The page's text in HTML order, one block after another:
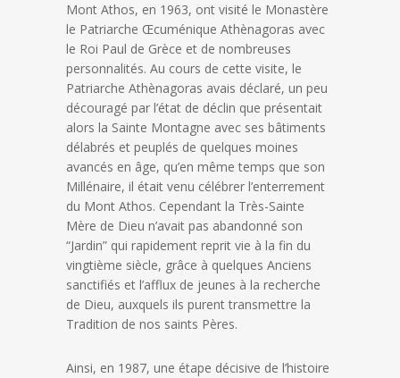
Mont Athos, en 1963, ont visité le Monastère
le Patriarche Œcuménique Athènagoras avec
le Roi Paul de Grèce et de nombreuses
personnalités. Au cours de cette visite, le
Patriarche Athènagoras avais déclaré, un peu
découragé par l’état de déclin que présentait
alors la Sainte Montagne avec ses bâtiments
délabrés et peuplés de quelques moines
avancés en âge, qu’en même temps que son
Millénaire, il était venu célébrer l’enterrement
du Mont Athos. Cependant la Très-Sainte
Mère de Dieu n’avait pas abandonné son
“Jardin” qui rapidement reprit vie à la fin du
vingtième siècle, grâce à quelques Anciens
sanctifiés et l’afflux de jeunes à la recherche
de Dieu, auxquels ils purent transmettre la
Tradition de nos saints Pères.
Ainsi, en 1987, une étape décisive de l’histoire